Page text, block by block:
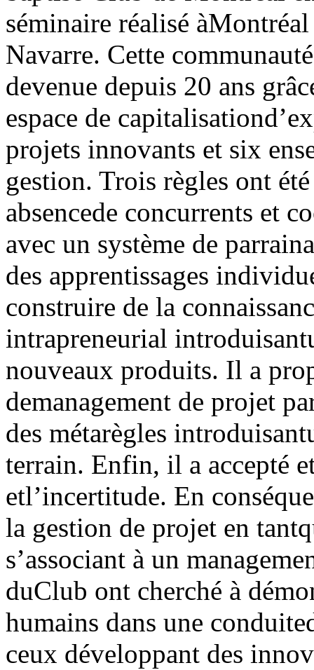
séminaire réalisé
Navarre. Cette
devenue depuis 20 ans
espace de
projets innovants et six
gestion. Trois règles ont
absencede concurrents et
avec un système de
des apprentissages
construire de la
intrapreneurial
nouveaux produits. Il a
demanagement de projet
des métarègles
terrain. Enfin, il a accepté
etl’incertitude. En
la gestion de projet en
s’associant à un
duClub ont cherché à
humains dans une
ceux développant des